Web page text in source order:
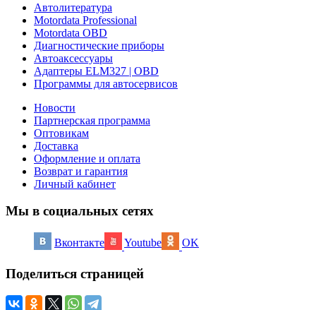
Автолитература
Motordata Professional
Motordata OBD
Диагностические приборы
Автоаксессуары
Адаптеры ELM327 | OBD
Программы для автосервисов
Новости
Партнерская программа
Оптовикам
Доставка
Оформление и оплата
Возврат и гарантия
Личный кабинет
Мы в социальных сетях
Вконтакте Youtube OK
Поделиться страницей